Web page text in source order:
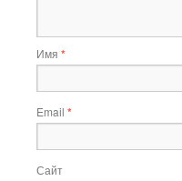
Имя *
Email *
Сайт